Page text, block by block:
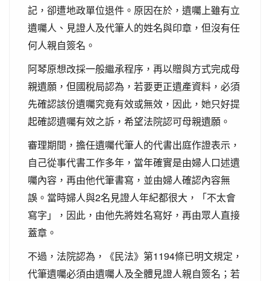
記，卻遭地政單位退件。原因在於，遺囑上雖有立
遺囑人、見證人及代筆人的姓名與印章，但沒有任
何人親自簽名。
阿琴原想改採一般繼承程序，再以贈與方式完成母
親遺願，但國稅局認為，若要更正遺產資料，必須
先確認該份遺囑究竟有效或無效，因此，她只好提
起確認遺囑有效之訴，希望法院認可母親遺願。
審理期間，擔任遺囑代筆人的代書出庭作證表示，
自己從事代書工作多年，當年確實是由婦人口述遺
囑內容，再由他代筆書寫，並由婦人確認內容無
誤。當時婦人與2名見證人年紀都很大，「不太會
寫字」，因此，由他先將姓名寫好，再由眾人直接
蓋章。
不過，法院認為，《民法》第1194條已明文規定，
代筆遺囑必須由遺囑人及全體見證人親自簽名；若